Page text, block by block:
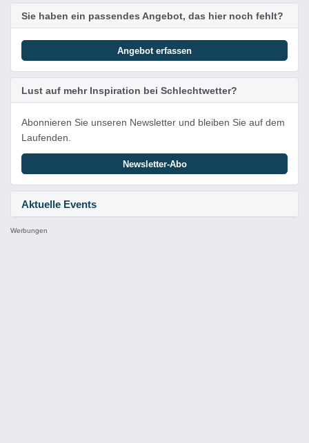
Aktuelle Events
Sie haben ein passendes Angebot, das hier noch fehlt?
Angebot erfassen
Lust auf mehr Inspiration bei Schlechtwetter?
Abonnieren Sie unseren Newsletter und bleiben Sie auf dem
Laufenden.
Newsletter-Abo
Werbungen